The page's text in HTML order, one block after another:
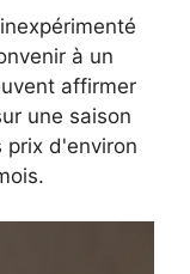
à un
affirmer
une saison
prix d'environ